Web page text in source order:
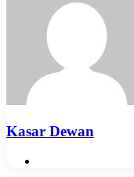
Kasar Dewan